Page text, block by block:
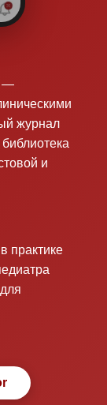
—
журнал
и
практике